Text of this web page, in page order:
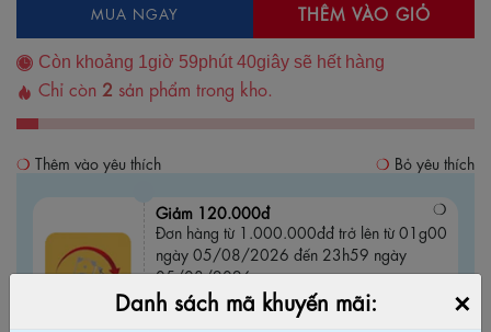
MUA NGAY THÊM VÀO GIỎ
Còn khoảng 1 giờ 59phút 39giây sẽ hết hàng
Chỉ còn 2 sản phẩm trong kho.
Thêm vào yêu thích Bỏ yêu thích
Giảm 120.000đ
Đơn hàng từ 1.000.000đđ trở lên từ 01g00
ngày 05/08/2026 đến 23h59 ngày
05/08/2026
Danh sách mã khuyến mãi: ×